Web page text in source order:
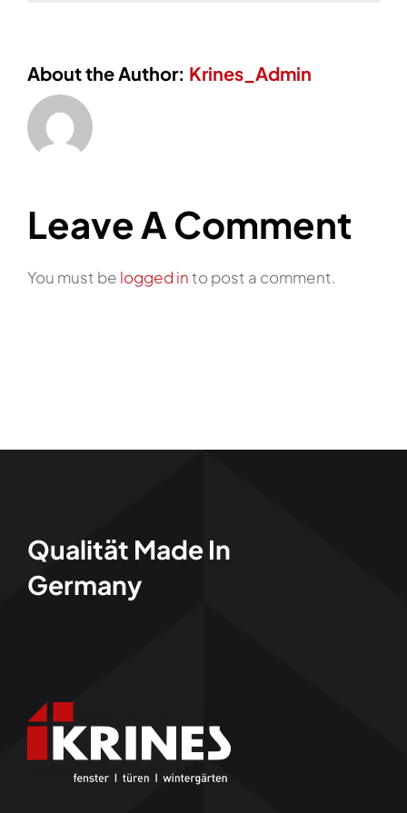
About the Author: Krines_Admin
Leave A Comment
You must be logged into post a comment.
Qualität Made In
Germany